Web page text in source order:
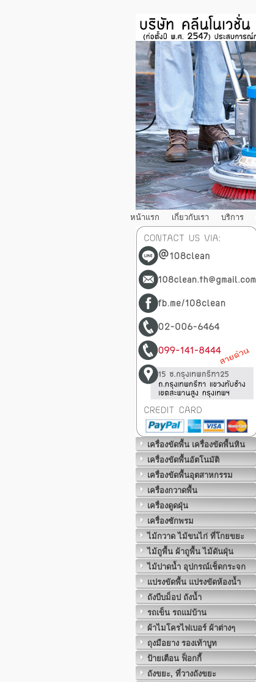
หน้าแรก เกี่ยวกับเรา บริการ
เครื่องขัดพื้น เครื่องขัดพื้นหิน
เครื่องขัดพื้นอัตโนมัติ
เครื่องขัดพื้นอุตสาหกรรม
เครื่องกวาดพื้น
เครื่องดูดฝุ่น
เครื่องซักพรม
ไม้กวาด ไม้ขนไก่ ที่โกยขยะ
ไม้ถูพื้น ผ้าถูพื้น ไม้ดันฝุ่น
ไม้ปาดน้ำ อุปกรณ์เช็ดกระจก
แปรงขัดพื้น แปรงขัดห้องน้ำ
ถังบีบม็อป ถังน้ำ
รถเข็น รถแม่บ้าน
ผ้าไมโครไฟเบอร์ ผ้าต่างๆ
ถุงมือยาง รองเท้าบูท
ป้ายเตือน ฟ็อกกี้
ถังขยะ, ที่วางถังขยะ